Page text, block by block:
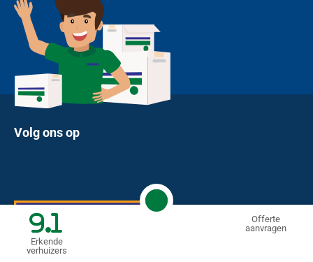
Volg ons op
9.1
Erkende
verhuizers
Offerte
aanvragen